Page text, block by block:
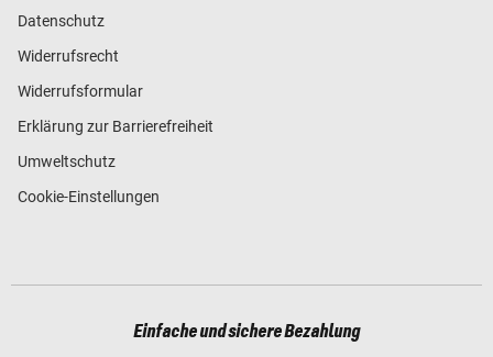
Datenschutz
Widerrufsrecht
Widerrufsformular
Erklärung zur Barrierefreiheit
Umweltschutz
Cookie-Einstellungen
Einfache und sichere Bezahlung